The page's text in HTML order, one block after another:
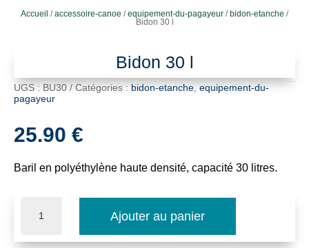
Accueil /accessoire-canoe /equipement-du-pagayeur / bidon-etanche /
Bidon 30 l
Bidon 30 l
UGS :BU30 Catégories :bidon-etanche,equipement-du-
pagayeur
25.90 €
Baril en polyéthylène haute densité, capacité 30 litres.
Ajouter au panier